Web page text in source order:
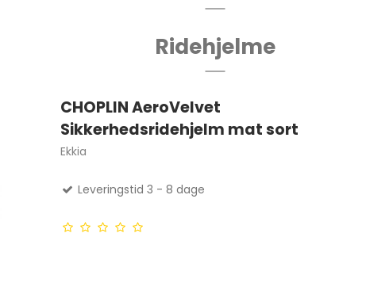
Ridehjelme
CHOPLIN AeroVelvet
Sikkerhedsridehjelm mat sort
Ekkia
Leveringstid 3 - 8 dage